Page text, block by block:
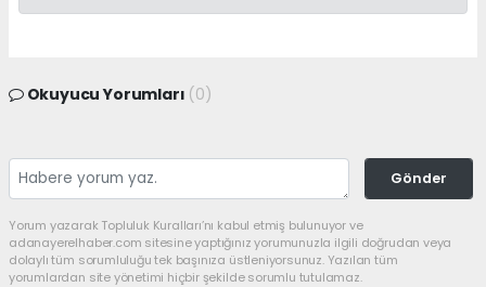
Okuyucu Yorumları (0)
Gönder
Yorum yazarak Topluluk Kuralları’nı kabul etmiş bulunuyor ve
adanayerelhaber.com sitesine yaptığınız yorumunuzla ilgili doğrudan veya
dolaylı tüm sorumluluğu tek başınıza üstleniyorsunuz. Yazılan tüm
yorumlardan site yönetimi hiçbir şekilde sorumlu tutulamaz.